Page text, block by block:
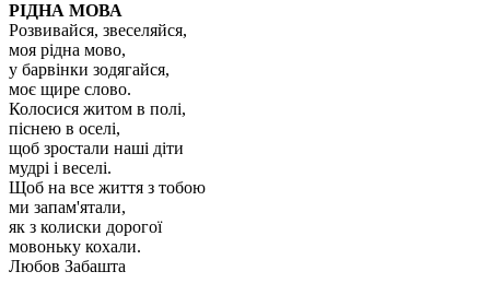
РІДНА МОВА
Розвивайся, звеселяйся,
моя рідна мово,
у барвінки зодягайся,
моє щире слово.
Колосися житом в полі,
піснею в оселі,
щоб зростали наші діти
мудрі і веселі.
Щоб на все життя з тобою
ми запам'ятали,
як з колиски дорогої
мовоньку кохали.
Любов Забашта